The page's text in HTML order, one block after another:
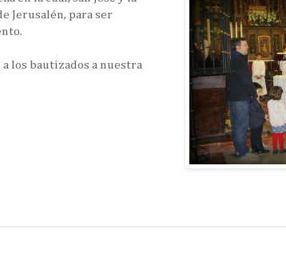
Jerusalén, para ser
los bautizados a nuestra